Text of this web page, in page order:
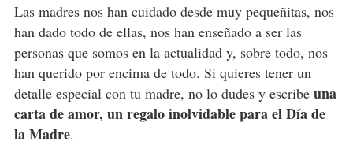
Las madres nos han cuidado desde muy pequeñitas, nos
han dado todo de ellas, nos han enseñado a ser las
personas que somos en la actualidad y, sobre todo, nos
han querido por encima de todo. Si quieres tener un
detalle especial con tu madre, no lo dudes y escribe una
carta de amor, un regalo inolvidable para el Día de
la Madre.